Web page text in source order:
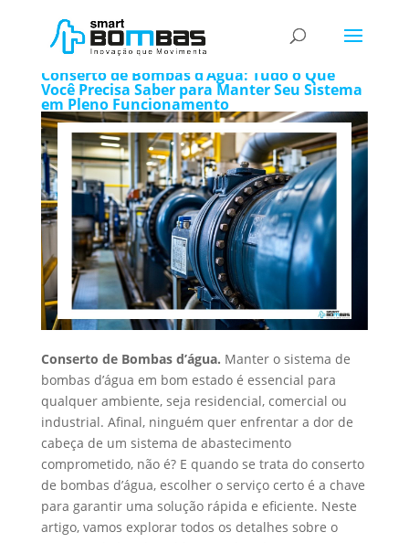
Conserto de Bombas d’água
Conserto de Bombas d’Água: Tudo o Que
Você Precisa Saber para Manter Seu Sistema
em Pleno Funcionamento
Conserto de Bombas d’água. Manter o sistema de
bombas d’água em bom estado é essencial para
qualquer ambiente, seja residencial, comercial ou
industrial. Afinal, ninguém quer enfrentar a dor de
cabeça de um sistema de abastecimento
comprometido, não é? E quando se trata do conserto
de bombas d’água, escolher o serviço certo é a chave
para garantir uma solução rápida e eficiente. Neste
artigo, vamos explorar todos os detalhes sobre o